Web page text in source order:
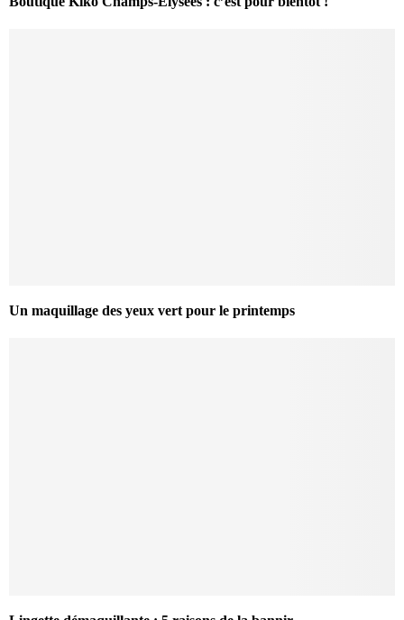
Un maquillage des yeux vert pour le printemps